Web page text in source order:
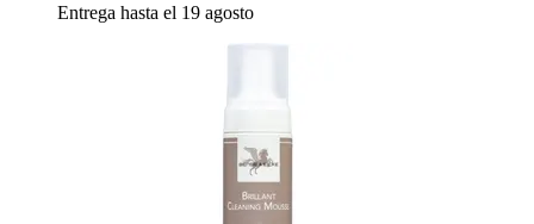
Entrega hasta el 19 agosto